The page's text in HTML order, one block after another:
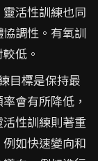
活性訓練也同
調性。有氧訓
低。
目標是保持最
會有所降低，
性訓練則著重
如快速變向和